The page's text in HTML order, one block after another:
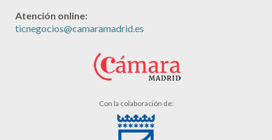
Atención online:
ticnegocios@camaramadrid.es
Con la colaboración de: